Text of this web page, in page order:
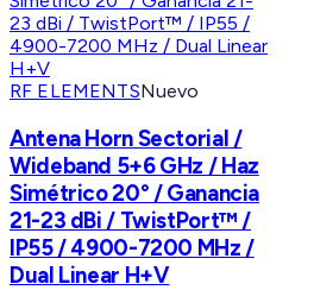
RF ELEMENTSNuevo
Antena Horn Sectorial /
Wideband 5+6 GHz / Haz
Simétrico 20° / Ganancia
21-23 dBi / TwistPort™ /
IP55 / 4900-7200 MHz /
Dual Linear H+V